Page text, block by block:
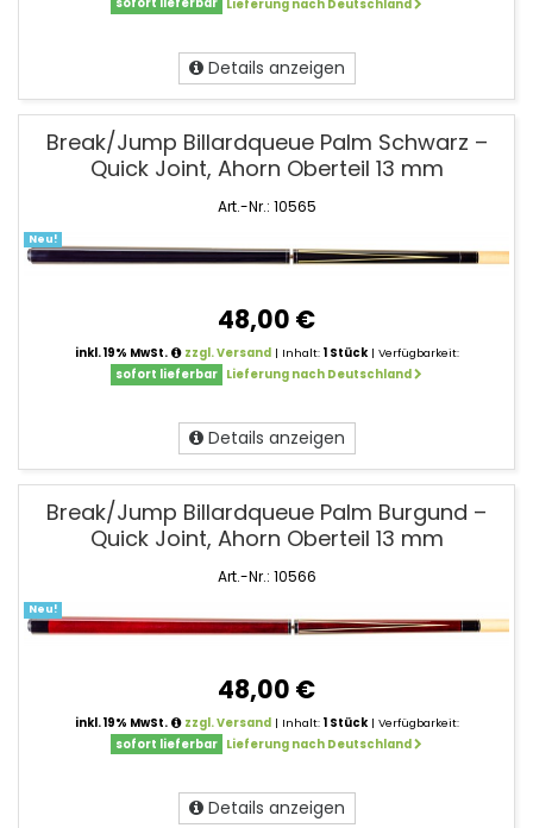
sofort lieferbar Lieferung nach Deutschland
Details anzeigen
Break/Jump Billardqueue Palm Schwarz –
Quick Joint, Ahorn Oberteil 13 mm
Art.-Nr.: 10565
Neu!
48,00 €
inkl. 19% MwSt. zzgl. Versand | Inhalt: 1 Stück| Verfügbarkeit:
sofort lieferbar
Lieferung nach Deutschland
Details anzeigen
Break/Jump Billardqueue Palm Burgund –
Quick Joint, Ahorn Oberteil 13 mm
Art.-Nr.: 10566
Neu!
48,00 €
inkl. 19% MwSt. zzgl. Versand| Inhalt: 1 Stück| Verfügbarkeit:
sofort lieferbar
Lieferung nach Deutschland
Details anzeigen